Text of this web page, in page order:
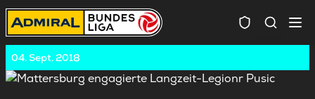
04. Sept. 2018